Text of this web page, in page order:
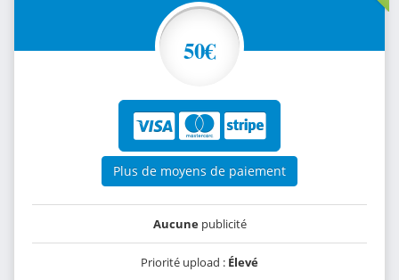
50€
Plus de moyens de paiement
Aucunepublicité
Priorité upload : Élevé